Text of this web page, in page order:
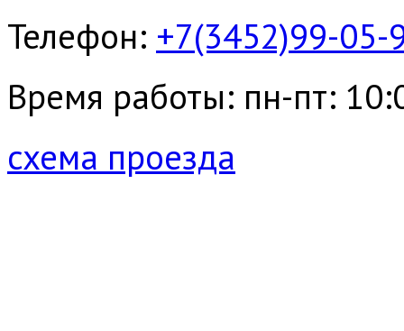
Телефон: +7(3452)99-05-
Время работы: пн-пт:
схема проезда